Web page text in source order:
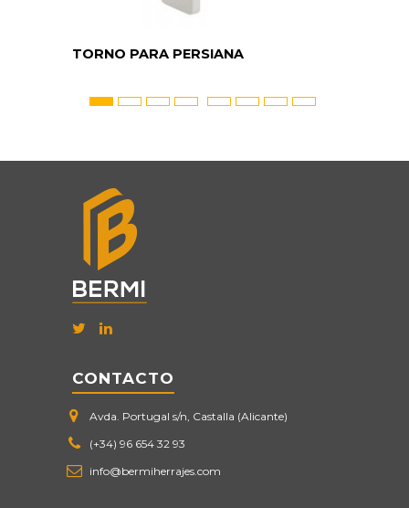
TORNO PARA PERSIANA
CONTACTO
Avda. Portugal s/n, Castalla (Alicante)
(+34) 96 654 32 93
info@bermiherrajes.com